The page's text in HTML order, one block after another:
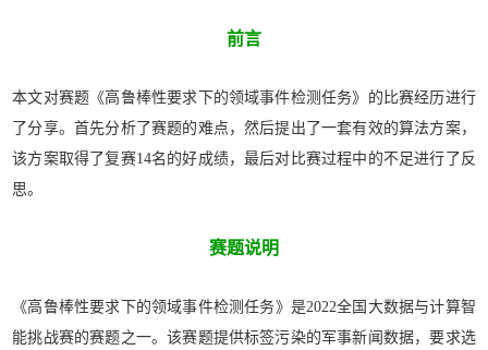
前言
本文对赛题《高鲁棒性要求下的领域事件检测任务》的比赛经历进行
了分享。首先分析了赛题的难点，然后提出了一套有效的算法方案，
该方案取得了复赛14名的好成绩，最后对比赛过程中的不足进行了反
思。
赛题说明
《高鲁棒性要求下的领域事件检测任务》是2022全国大数据与计算智
能挑战赛的赛题之一。该赛题提供标签污染的军事新闻数据，要求选